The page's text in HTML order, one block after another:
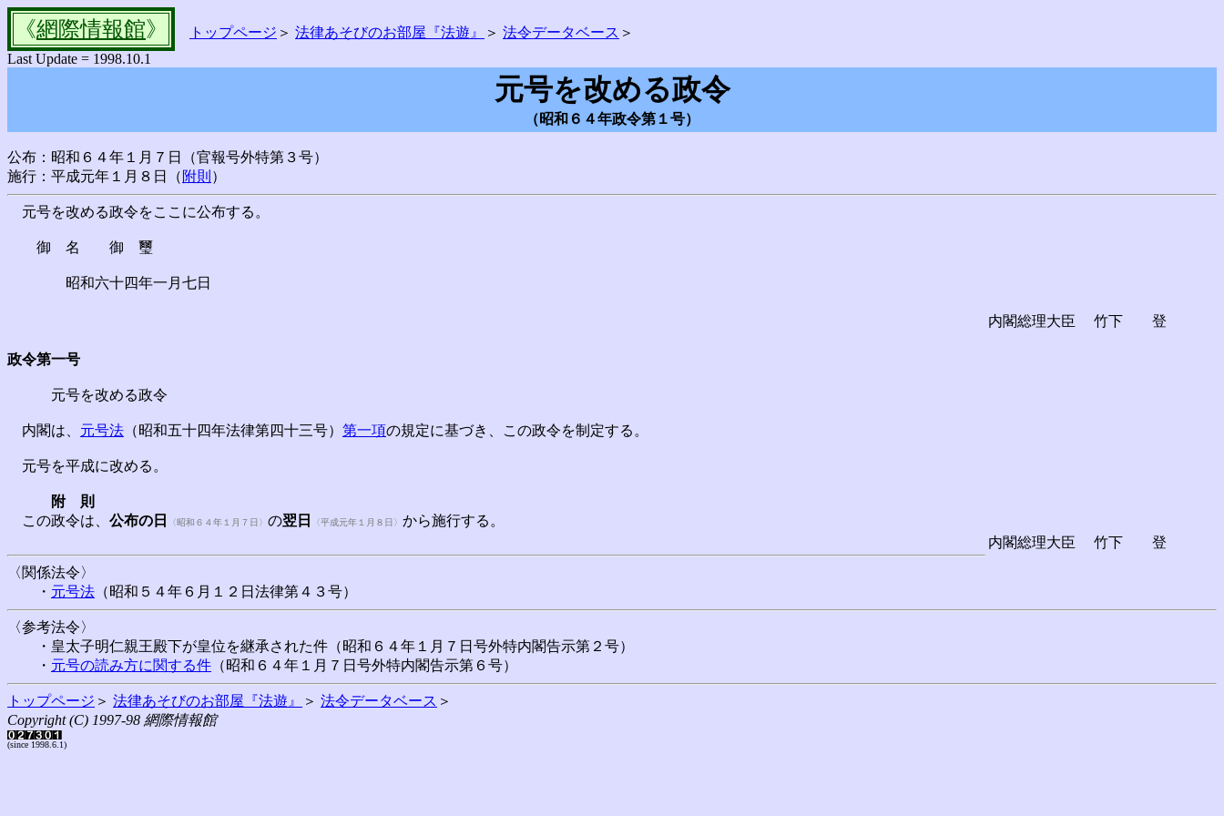
《網際情報館》 トップページ ＞ 法律あそびのお部屋『法遊』 ＞ 法令データベース ＞
Last Update = 1998.10.1
元号を改める政令
（昭和６４年政令第１号）
公布：昭和６４年１月７日（官報号外特第３号）
施行：平成元年１月８日（ 附則 ）
元号を改める政令をここに公布する。
御 名 御 璽
昭和六十四年一月七日
内閣総理大臣 竹下 登
政令第一号
元号を改める政令
内閣は、 元号法 （昭和五十四年法律第四十三号） 第一項の規定に基づき、この政令を制定する。
元号を平成に改める。
附 則
この政令は、 公布の日 〈昭和６４年１月７日〉 の翌日 〈平成元年１月８日〉 から施行する。
内閣総理大臣
竹下 登
〈関係法令〉
・ 元号法 （昭和５４年６月１２日法律第４３号）
〈参考法令〉
・皇太子明仁親王殿下が皇位を継承された件（昭和６４年１月７日号外特内閣告示第２号）
・ 元号の読み方に関する件 （昭和６４年１月７日号外特内閣告示第６号）
トップページ ＞ 法律あそびのお部屋『法遊』 ＞ 法令データベース ＞
Copyright (C) 1997-98 網際情報館
(since 1998.6.1)